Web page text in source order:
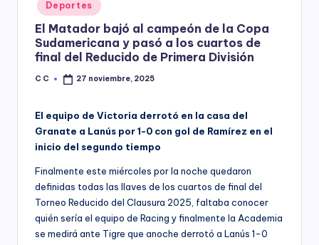
y
in
Deportes
El Matador bajó al campeón de la Copa
Sudamericana y pasó a los cuartos de
final del Reducido de Primera División
Posted
C C 27 noviembre, 2025
El equipo de Victoria derrotó en la casa del
Granate a Lanús por 1-0 con gol de Ramírez en el
inicio del segundo tiempo
Finalmente este miércoles por la noche quedaron
definidas todas las llaves de los cuartos de final del
Torneo Reducido del Clausura 2025, faltaba conocer
quién sería el equipo de Racing y finalmente la Academia
se medirá ante Tigre que anoche derrotó a Lanús 1-0